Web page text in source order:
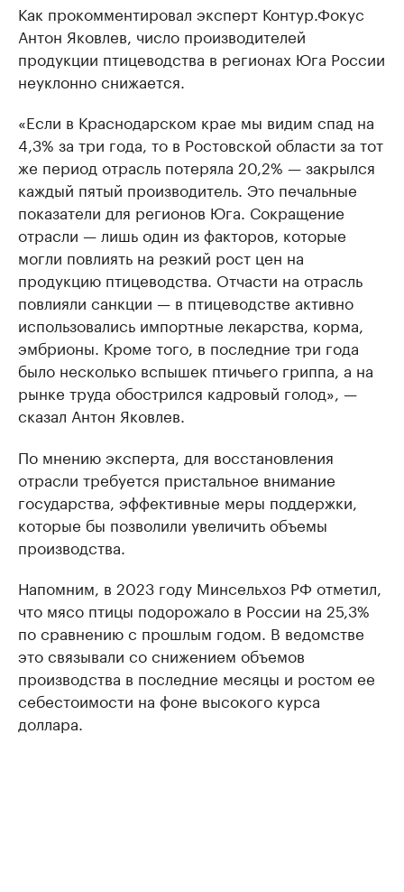
Как прокомментировал эксперт Контур.Фокус
Антон Яковлев, число производителей
продукции птицеводства в регионах Юга России
неуклонно снижается.
«Если в Краснодарском крае мы видим спад на
4,3% за три года, то в Ростовской области за тот
же период отрасль потеряла 20,2% — закрылся
каждый пятый производитель. Это печальные
показатели для регионов Юга. Сокращение
отрасли — лишь один из факторов, которые
могли повлиять на резкий рост цен на
продукцию птицеводства. Отчасти на отрасль
повлияли санкции — в птицеводстве активно
использовались импортные лекарства, корма,
эмбрионы. Кроме того, в последние три года
было несколько вспышек птичьего гриппа, а на
рынке труда обострился кадровый голод», —
сказал Антон Яковлев.
По мнению эксперта, для восстановления
отрасли требуется пристальное внимание
государства, эффективные меры поддержки,
которые бы позволили увеличить объемы
производства.
Напомним, в 2023 году Минсельхоз РФ отметил,
что мясо птицы подорожало в России на 25,3%
по сравнению с прошлым годом. В ведомстве
это связывали со снижением объемов
производства в последние месяцы и ростом ее
себестоимости на фоне высокого курса
доллара.